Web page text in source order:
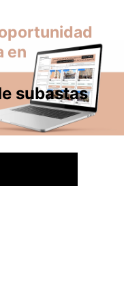
en
subastas